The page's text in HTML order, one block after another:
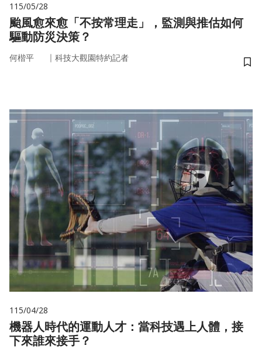
115/05/28
颱風愈來愈「不按常理走」，監測與推估如何
驅動防災決策？
何楷平 ｜ 科技大觀園特約記者
儲
115/04/28
機器人時代的運動人才：當科技遇上人體，接
下來誰來接手？